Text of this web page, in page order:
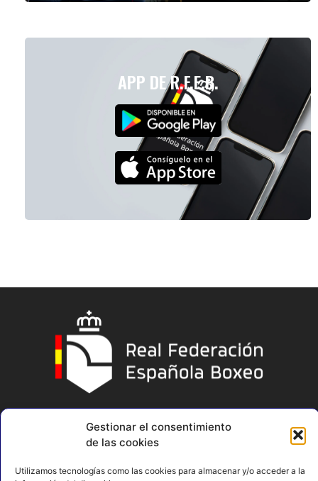
Gestionar el consentimiento
de las cookies
Utilizamos tecnologías como las cookies para almacenar y/o acceder a la
APP DE R.F.E.B.